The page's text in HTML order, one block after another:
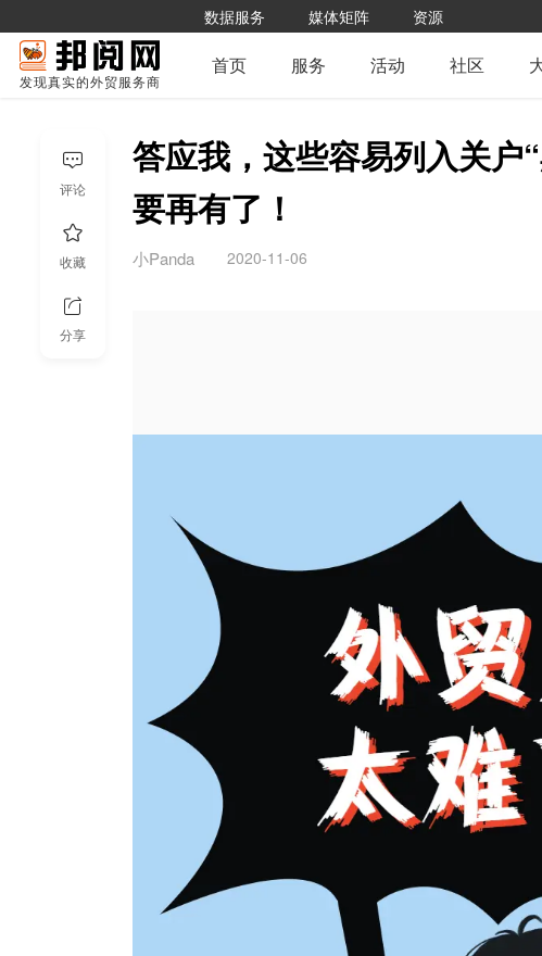
数据服务 媒体矩阵 资源
发现真实的外贸服务商
首页 服务 活动 社区
答应我，这些容易列入关户
要再有了！
小Panda 2020-11-06
评论
收藏
分享